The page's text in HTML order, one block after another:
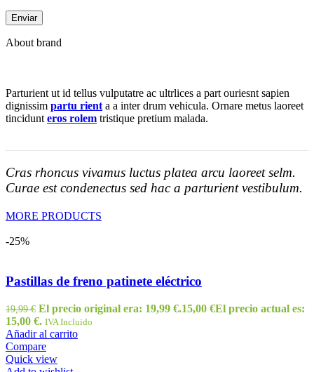
About brand
Parturient ut id tellus vulputatre ac ultrlices a part ouriesnt sapien
dignissim partu rient a a inter drum vehicula. Ornare metus laoreet
tincidunt eros rolem tristique pretium malada.
Cras rhoncus vivamus luctus platea arcu laoreet selm.
Curae est condenectus sed hac a parturient vestibulum.
MORE PRODUCTS
-25%
Pastillas de freno patinete eléctrico
19,99€ El precio original era: 19,99 €.15,00 €El precio actual es:
15,00 €. IVA Incluido
Añadir al carrito
Compare
Quick view